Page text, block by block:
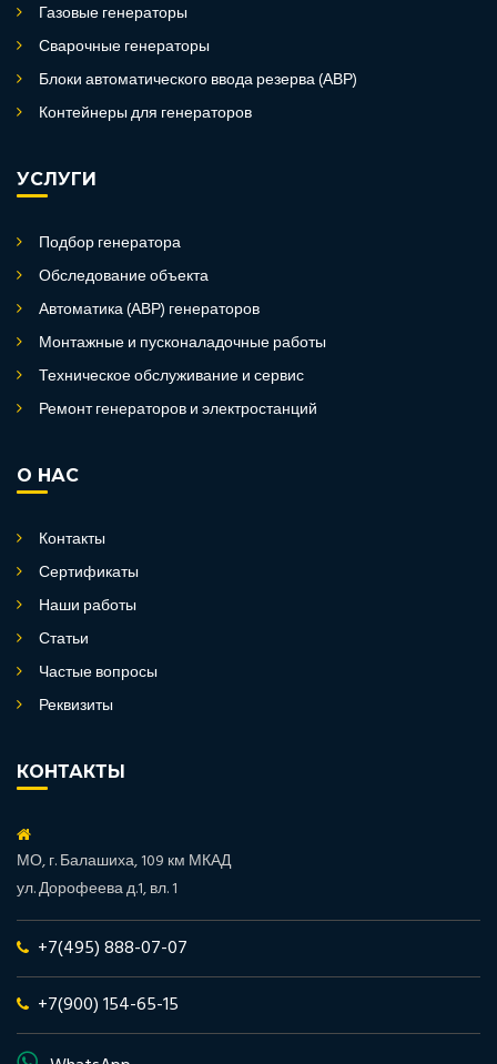
Газовые генераторы
Сварочные генераторы
Блоки автоматического ввода резерва (АВР)
Контейнеры для генераторов
УСЛУГИ
Подбор генератора
Обследование объекта
Автоматика (АВР) генераторов
Монтажные и пусконаладочные работы
Техническое обслуживание и сервис
Ремонт генераторов и электростанций
О НАС
Контакты
Сертификаты
Наши работы
Статьи
Частые вопросы
Реквизиты
КОНТАКТЫ
МО, г. Балашиха, 109 км МКАД
ул. Дорофеева д.1, вл. 1
+7(495) 888-07-07
+7(900) 154-65-15